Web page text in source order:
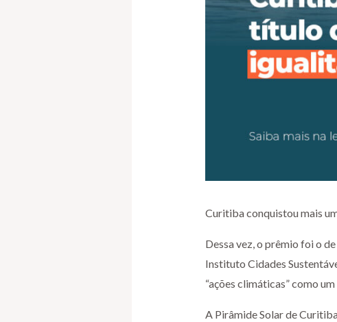
Curitiba conquistou mais
Dessa vez, o prêmio foi o
Instituto Cidades
“ações climáticas” como
A Pirâmide Solar de